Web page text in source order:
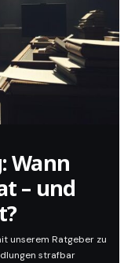
Wann
– und
unserem Ratgeber zu
strafbar